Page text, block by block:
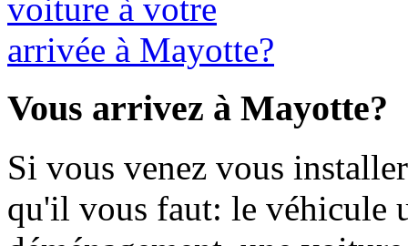
Vous arrivez à Mayotte?
Si vous venez vous
qu'il vous faut: le véhicule